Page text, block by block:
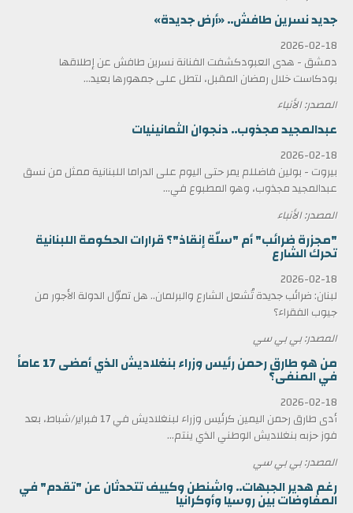
جديد نسرين طافش.. «أرض جديدة»
2026-02-18
دمشق - هدى العبودكشفت الفنانة نسرين طافش عن إطلاقها
بودكاست خلال رمضان المقبل، لتطل على جمهورها بعيد...
المصدر: الأنباء
عبدالمجيد مجذوب.. دنجوان الثمانينيات
2026-02-18
بيروت - بولين فاضللم يمر حتى اليوم على الدراما اللبنانية ممثل من نسق
عبدالمجيد مجذوب، وهو المطبوع في...
المصدر: الأنباء
"مجزرة ضرائب" أم "سلّة إنقاذ"؟ قرارات الحكومة اللبنانية
تحرك الشارع
2026-02-18
لبنان: ضرائب جديدة تُشعل الشارع والبرلمان.. هل تموّل الدولة الأجور من
جيوب الفقراء؟
المصدر: بي بي سي
من هو طارق رحمن رئيس وزراء بنغلاديش الذي أمضى 17 عاماً
في المنفى؟
2026-02-18
أدى طارق رحمن اليمين كرئيس وزراء لبنغلاديش في 17 فبراير/شباط، بعد
فوز حزبه بنغلاديش الوطني الذي ينتم...
المصدر: بي بي سي
رغم هدير الجبهات.. واشنطن وكييف تتحدثان عن "تقدم" في
المفاوضات بين روسيا وأوكرانيا